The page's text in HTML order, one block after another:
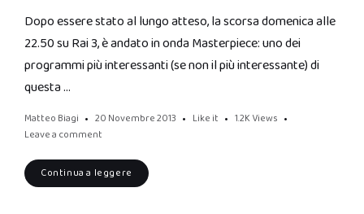
Dopo essere stato al lungo atteso, la scorsa domenica alle
22.50 su Rai 3, è andato in onda Masterpiece: uno dei
programmi più interessanti (se non il più interessante) di
questa …
Matteo Biagi 20 Novembre 2013 Like it 1.2K Views
Leave a comment
Continua a leggere